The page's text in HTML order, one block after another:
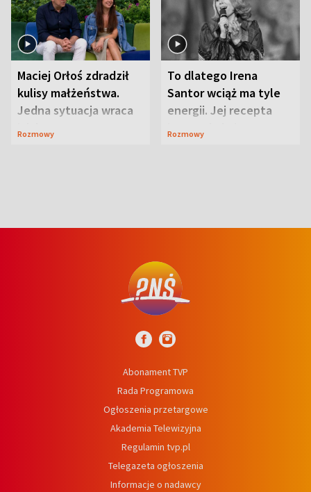
Maciej Orłoś zdradził
kulisy małżeństwa.
Jedna sytuacja wraca
jak bumerang
Rozmowy
To dlatego Irena
Santor wciąż ma tyle
energii. Jej recepta
jest zaskakująco
Rozmowy
Abonament TVP
Rada Programowa
Ogłoszenia przetargowe
Akademia Telewizyjna
Regulamin tvp.pl
Telegazeta ogłoszenia
Informacje o nadawcy